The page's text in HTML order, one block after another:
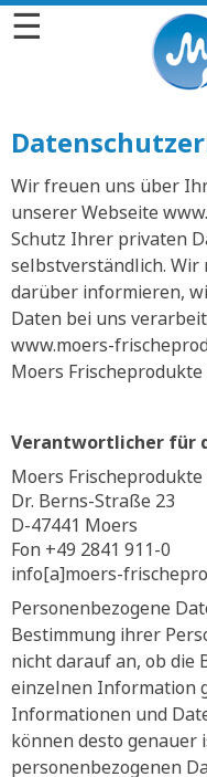
☰
Wir freuen uns über
unserer Webseite
Schutz Ihrer privaten
selbstverständlich. Wir
darüber informieren,
Daten bei uns
www.moers-
Moers Frischeprodukte
Verantwortlicher für
Moers Frischeprodukte
Dr. Berns-Straße 23
D-47441 Moers
Fon +49 2841 911-0
info[a]moers-
Personenbezogene
Bestimmung ihrer
nicht darauf an, ob die
einzelnen Information
Informationen und
können desto genauer
personenbezogenen